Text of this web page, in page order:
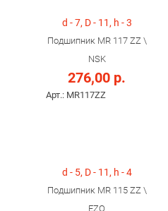
d - 7, D - 11, h - 3
Подшипник MR 117 ZZ \
NSK
276,00 р.
Арт.: MR117ZZ
d - 5, D - 11, h - 4
Подшипник MR 115 ZZ \
EZO